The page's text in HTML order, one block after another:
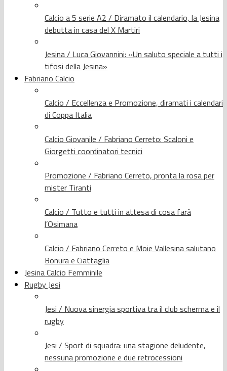
Calcio a 5 serie A2 / Diramato il calendario, la Jesina
debutta in casa del X Martiri
Jesina / Luca Giovannini: «Un saluto speciale a tutti i
tifosi della Jesina»
Fabriano Calcio
Calcio / Eccellenza e Promozione, diramati i calendari
di Coppa Italia
Calcio Giovanile / Fabriano Cerreto: Scaloni e
Giorgetti coordinatori tecnici
Promozione / Fabriano Cerreto, pronta la rosa per
mister Tiranti
Calcio / Tutto e tutti in attesa di cosa farà
l’Osimana
Calcio / Fabriano Cerreto e Moie Vallesina salutano
Bonura e Ciattaglia
Jesina Calcio Femminile
Rugby Jesi
Jesi / Nuova sinergia sportiva tra il club scherma e il
rugby
Jesi / Sport di squadra: una stagione deludente,
nessuna promozione e due retrocessioni